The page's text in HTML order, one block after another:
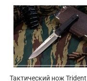
Тактический нож Trident